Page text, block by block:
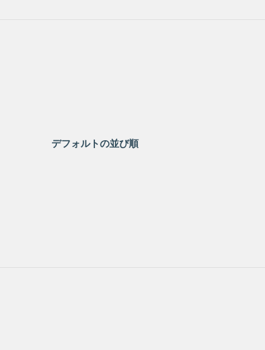
デフォルトの並び順